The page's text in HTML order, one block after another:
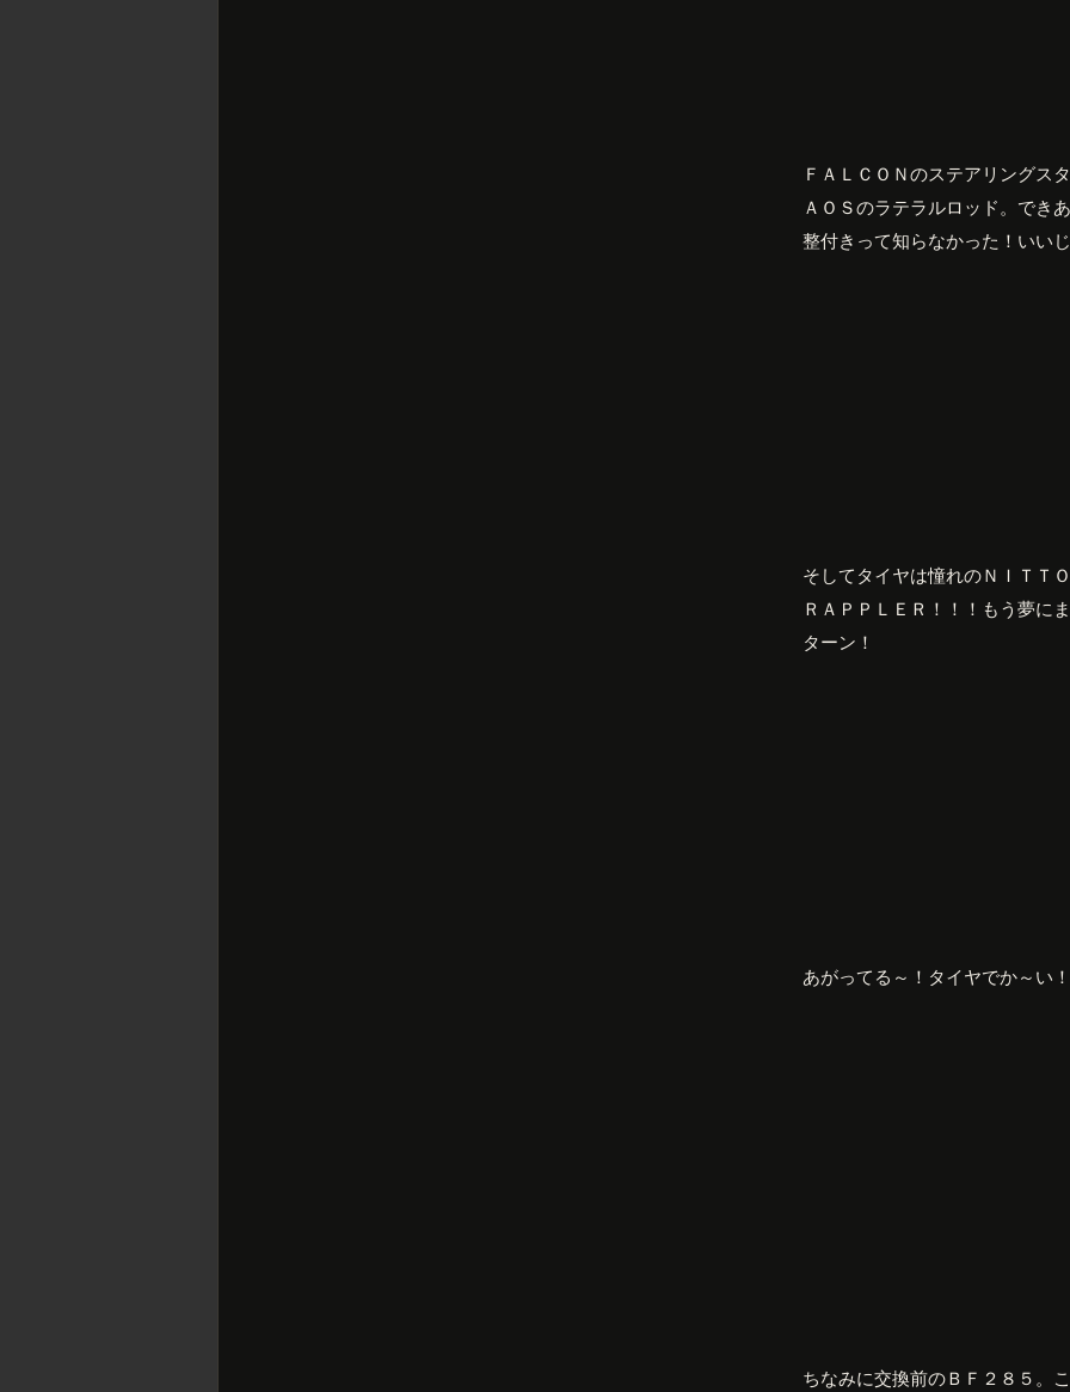
ＦＡＬＣＯＮのステアリングス
ＡＯＳのラテラルロッド。でき
整付きって知らなかった！いい
そしてタイヤは憧れのＮＩＴＴ
ＲＡＰＰＬＥＲ！！！もう夢に
ターン！
あがってる～！タイヤでか～い
ちなみに交換前のＢＦ２８５。